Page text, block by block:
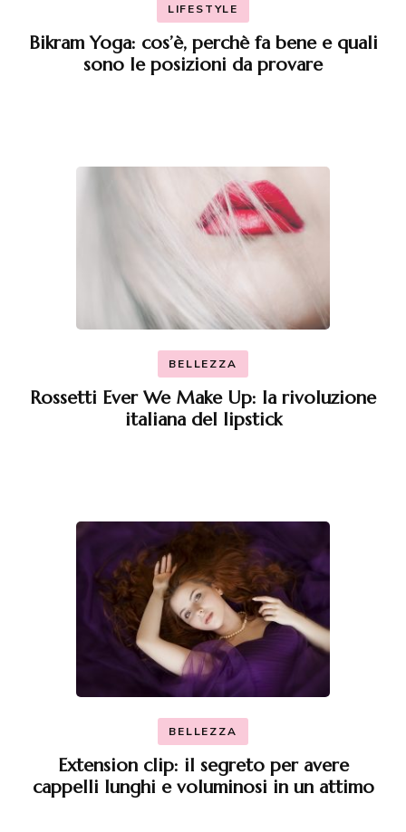
LIFESTYLE
Bikram Yoga: cos’è, perchè fa bene e quali
sono le posizioni da provare
BELLEZZA
Rossetti Ever We Make Up: la rivoluzione
italiana del lipstick
BELLEZZA
Extension clip: il segreto per avere
cappelli lunghi e voluminosi in un attimo